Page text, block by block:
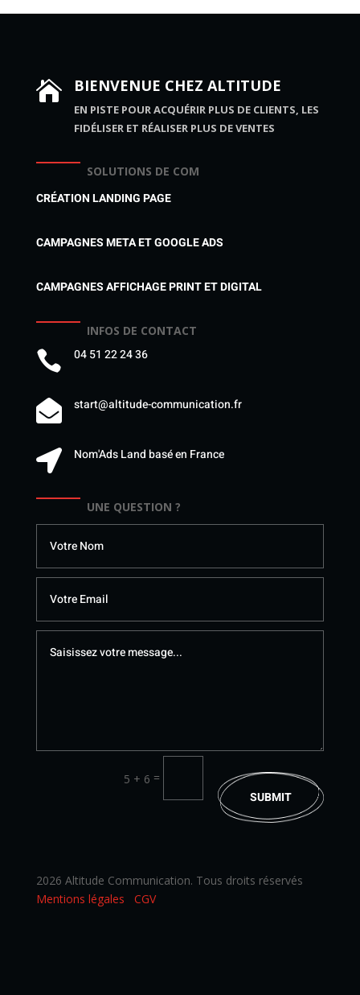
 BIENVENUE CHEZ ALTITUDE
EN PISTE POUR ACQUÉRIR PLUS DE CLIENTS, LES
FIDÉLISER ET RÉALISER PLUS DE VENTES
SOLUTIONS DE COM
CRÉATION LANDING PAGE
CAMPAGNES META ET GOOGLE ADS
CAMPAGNES AFFICHAGE PRINT ET DIGITAL
INFOS DE CONTACT
 04 51 22 24 36
 start@altitude-communication.fr
 Nom'Ads Land basé en France
UNE QUESTION ?
5 + 6 =
SUBMIT
2026 Altitude Communication. Tous droits réservés
Mentions légales
CGV